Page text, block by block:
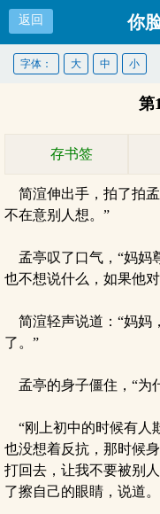
返回 你
字体： 大 中 小
第
存书签
简渲伸出手，拍了拍
不在意别人想。”
孟亭叹了口气，“妈妈
也不想说什么，如果他
简渲轻声说道：“妈妈
了。”
孟亭的身子僵住，“为
“刚上初中的时候有人
也没想着反抗，那时候
打回去，让我不要被别
了擦自己的眼睛，说道。